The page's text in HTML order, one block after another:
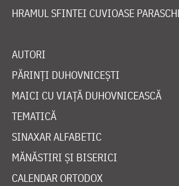
HRAMUL SFINTEI CUVIOASE
AUTORI
PĂRINȚI DUHOVNICEȘTI
MAICI CU VIAȚĂ DUHOVNICEASCĂ
TEMATICĂ
SINAXAR ALFABETIC
MĂNĂSTIRI ȘI BISERICI
CALENDAR ORTODOX